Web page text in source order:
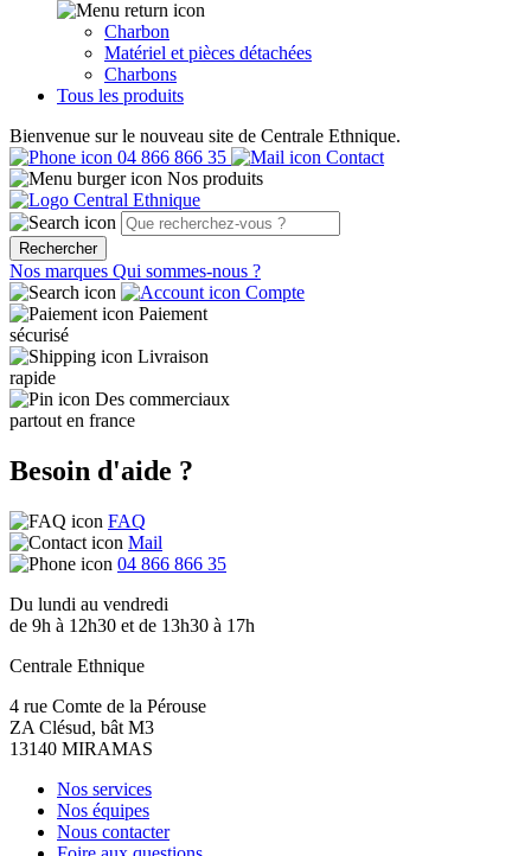
Charbon
Matériel et pièces détachées
Charbons
Tous les produits
Bienvenue sur le nouveau site de Centrale Ethnique.
04 866 866 35
Contact
Nos produits
Rechercher
Nos marques Qui sommes-nous ?
Compte
Paiement
sécurisé
Livraison
rapide
Des commerciaux
partout en france
Besoin d'aide ?
FAQ
Mail
04 866 866 35
Du lundi au vendredi
de 9h à 12h30 et de 13h30 à 17h
Centrale Ethnique
4 rue Comte de la Pérouse
ZA Clésud, bât M3
13140 MIRAMAS
Nos services
Nos équipes
Nous contacter